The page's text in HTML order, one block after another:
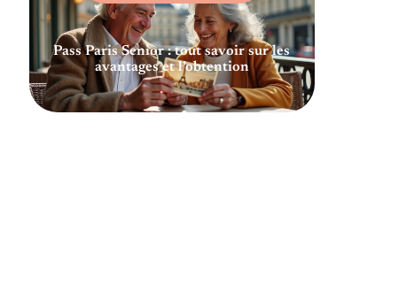
Pass Paris Senior : tout savoir sur les
avantages et l’obtention